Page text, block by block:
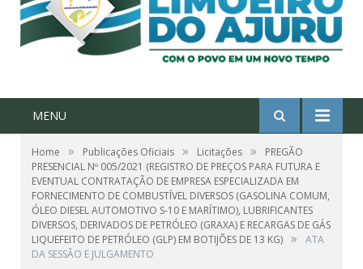
MENU
Home » Publicações Oficiais » Licitações »
PREGÃO
PRESENCIAL Nº 005/2021 (REGISTRO DE PREÇOS PARA FUTURA E
EVENTUAL CONTRATAÇÃO DE EMPRESA ESPECIALIZADA EM
FORNECIMENTO DE COMBUSTÍVEL DIVERSOS (GASOLINA COMUM,
ÓLEO DIESEL AUTOMOTIVO S-10 E MARÍTIMO), LUBRIFICANTES
DIVERSOS, DERIVADOS DE PETRÓLEO (GRAXA) E RECARGAS DE GÁS
LIQUEFEITO DE PETRÓLEO (GLP) EM BOTIJÕES DE 13 KG) »
ATA
DA SESSÃO E JULGAMENTO